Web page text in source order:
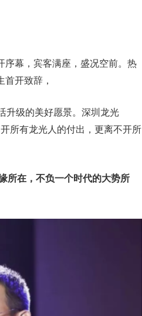
序幕，宾客满座，盛况空前。热
开致辞，
升级的美好愿景。深圳龙光
所有龙光人的付出，更离不开所
所在，不负一个时代的大势所